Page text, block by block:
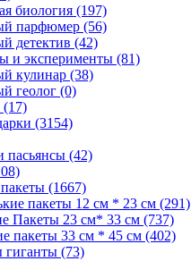
биология (197)
парфюмер (56)
детектив (42)
и эксперименты (81)
кулинар (38)
геолог (0)
(17)
(3154)
пасьянсы (42)
(1667)
пакеты 12 см * 23 см (291)
Пакеты 23 см* 33 см (737)
пакеты 33 см * 45 см (402)
гиганты (73)